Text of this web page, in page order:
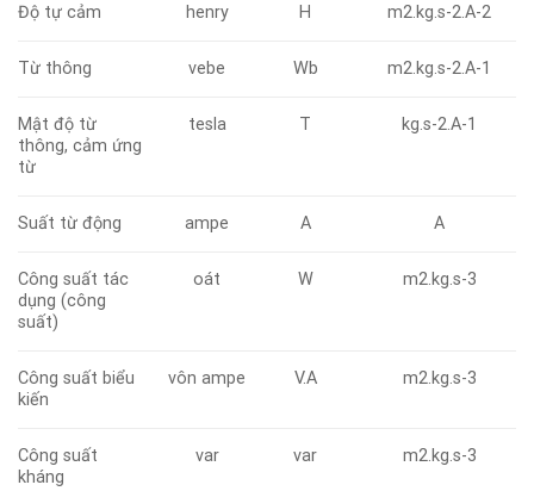
Độ tự cảm henry H m2.kg.s-2.A-2
Từ thông vebe Wb m2.kg.s-2.A-1
Mật độ từ
thông, cảm ứng
từ
tesla T kg.s-2.A-1
Suất từ động ampe A A
Công suất tác
dụng (công
suất)
oát W m2.kg.s-3
Công suất biểu
kiến
vôn ampe V.A m2.kg.s-3
Công suất
kháng
var var m2.kg.s-3